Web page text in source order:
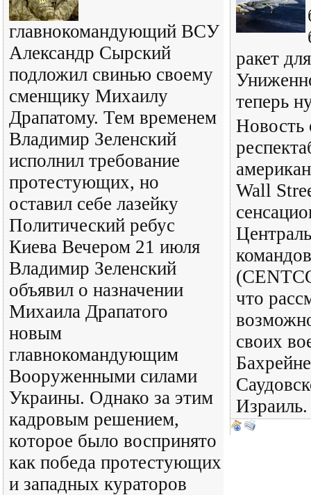
главнокомандующий ВСУ
Александр Сырский
подложил свинью своему
сменщику Михаилу
Драпатому. Тем временем
Владимир Зеленский
исполнил требование
протестующих, но
оставил себе лазейку
Политический ребус
Киева Вечером 21 июля
Владимир Зеленский
объявил о назначении
Михаила Драпатого
новым
главнокомандующим
Вооруженными силами
Украины. Однако за этим
кадровым решением,
которое было воспринято
как победа протестующих
и западных кураторов
ракет
теперь
Новость
Wall
что
своих
Израиль.